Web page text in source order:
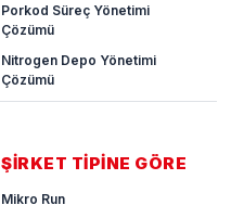
Porkod Süreç Yönetimi
Çözümü
Nitrogen Depo Yönetimi
Çözümü
ŞİRKET TİPİNE GÖRE
Mikro Run